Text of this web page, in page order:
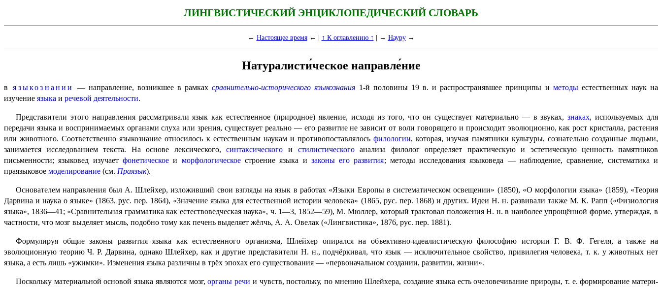
ЛИНГВИСТИЧЕСКИЙ ЭНЦИКЛОПЕДИЧЕСКИЙ СЛОВАРЬ
← Настоящее время← | ↑ К оглавлению ↑ | → Науру→
Натуралисти́ческое направле́ние
в языкознании — направление, возникшее в рамкахсравнительно-исторического языко­зна­ния 1‑й половины 19 в. и распространявшее принципы и методыестественных наук на
изучение языка и речевой деятельности.
Представители этого направления рассматривали язык как естественное (природное) явление, исходя из того, что он существует материально — в звуках,знаках, используемых для
передачи языка и воспринимаемых органами слуха или зрения, существует реально — его развитие не зависит от воли говорящего и происходит эволюционно, как рост кристалла, растения
или животного. Соответственно языкознание относилось к естественным наукам и противо­по­став­ля­лосьфилологии, которая, изучая памятники культуры, сознательно созданные людьми,
занимается исследованием текста. На основе лексического,синтаксического и стилистическогоанализа филолог определяет практическую и эстетическую ценность памятников
письменности; языковед изучает фонетическоеи морфо­ло­ги­че­скоестроение языка и законы его развития; методы исследования языко­ве­да — наблюдение, сравне­ние, систематика и
праязыковое моделирование (см. Праязык).
Основателем направления был А. Шлейхер, изложивший свои взгляды на язык в работах «Языки Европы в систематическом освещении» (1850), «О морфологии языка» (1859), «Теория
Дарвина и наука о языке» (1863, рус. пер. 1864), «Значение языка для естественной истории человека» (1865, рус. пер. 1868) и других. Идеи Н. н. развивали также М. К. Рапп («Физиология
языка», 1836—41; «Сравни­тель­ная грамматика как естествоведческая наука», ч. 1—3, 1852—59), М. Мюллер, который трактовал положения Н. н. в наиболее упрощённой форме, утверждая, в
частности, что мозг выделяет мысль, подобно тому как печень выделяет жёлчь, А. А. Овелак («Лингвистика», 1876, рус. пер. 1881).
Формулируя общие законы развития языка как естественного организма, Шлейхер опирался на объективно-идеалистическую философию истории Г. В. Ф. Гегеля, а также на
эволюционную теорию Ч. Р. Дарвина, однако Шлейхер, как и другие представители Н. н., подчёркивал, что язык — исключи­тель­ное свойство, привилегия человека, т. к. у животных нет
языка, а есть лишь «ужимки». Изменения языка различны в трёх эпохах его суще­ство­ва­ния — «первоначальном создании, развитии, жизни».
Поскольку материальной основой языка являются мозг,органы речи и чувств, постольку, по мнению Шлейхера, создание языка есть очеловечивание природы, т. е. формирование матери­